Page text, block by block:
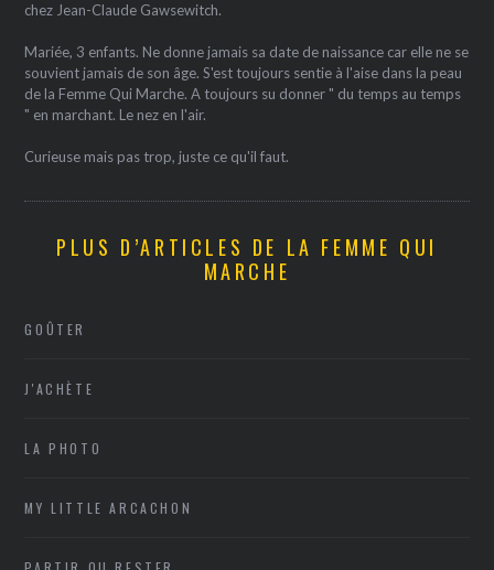
chez Jean-Claude Gawsewitch.
Mariée, 3 enfants. Ne donne jamais sa date de naissance car elle ne se
souvient jamais de son âge. S'est toujours sentie à l'aise dans la peau
de la Femme Qui Marche. A toujours su donner " du temps au temps
" en marchant. Le nez en l'air.
Curieuse mais pas trop, juste ce qu'il faut.
PLUS D’ARTICLES DE LA FEMME QUI
MARCHE
GOÛTER
J'ACHÈTE
LA PHOTO
MY LITTLE ARCACHON